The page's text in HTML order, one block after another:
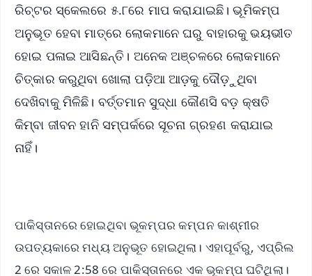
ରିଚ୍ଟର ସ୍କେଲରେ ୫.୮ରେ ମାପ କରାଯାଇଛି। ଭୂମିକମ୍ପ
ଅନୁଭୂତ ହେବା ମାତ୍ରେ ଲୋକମାନେ ଘରୁ ବାହାରକୁ ଭୟଭୀତ
ହୋଇ ପଳାଇ ଆସିଛନ୍ତି। ଅନେକ ଅଞ୍ଚଳରେ ଲୋକମାନେ
ଚିତ୍କାର କରୁଥିବା ଖୋଲା ପଡ଼ିଆ ଆଡ଼କୁ ଦୌଡ଼ୁଥିବା
ଦେଖିବାକୁ ମିଳିଛି। ବର୍ତ୍ତମାନ ସୁଦ୍ଧା କୌଣସି ବଡ଼ କ୍ଷତି
କିମ୍ବା ଜୀବନ ହାନି ସମ୍ପର୍କରେ ସୂଚନା ଗ୍ରହଣ କରାଯାଇ
ନାହିଁ।
ପାକିସ୍ତାନରେ ହୋଇଥିବା ଭୂକମ୍ପର କମ୍ପନ କାଶ୍ମୀର
ଉପତ୍ୟକାରେ ମଧ୍ୟ ଅନୁଭୂତ ହୋଇଥିଲା। ଏହାପୂର୍ବରୁ, ଏପ୍ରିଲ
2 ରେ ସକାଳ 2:58 ରେ ପାକିସ୍ତାନରେ ଏକ ଭୂକମ୍ପ ଘଟିଥିଲା।